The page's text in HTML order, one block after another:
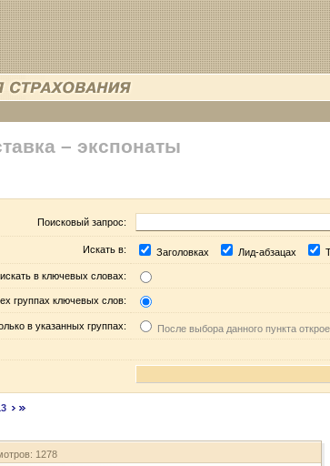
– экспонаты
Поисковый запрос:
Искать в: Заголовках Лид-абзацах
в ключевых словах:
группах ключевых слов:
в указанных группах: После выбора данного пункта
1278